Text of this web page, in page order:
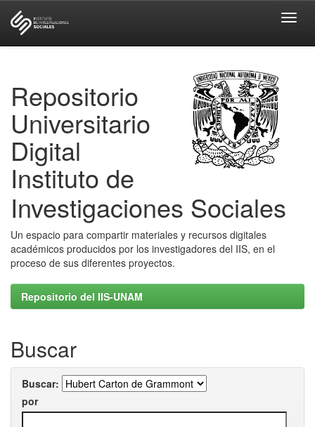
Repositorio
Universitario
Digital
Instituto de
Investigaciones Sociales
Un espacio para compartir materiales y recursos digitales
académicos producidos por los investigadores del IIS, en el
proceso de sus diferentes proyectos.
Repositorio del IIS-UNAM
Buscar
Buscar:
por